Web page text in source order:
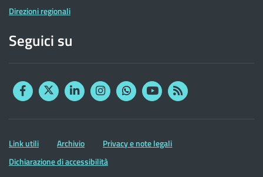
Direzioni regionali
Seguici su
FacebookTwitterLinkedinInstagram
YouTubeRSS
Altre
informazioni
Link utili Archivio
Privacy e note legali
Dichiarazione di accessibilità